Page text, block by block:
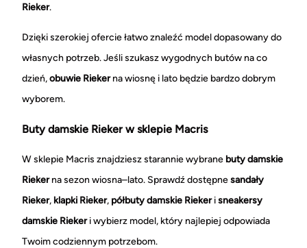
Rieker.
Dzięki szerokiej ofercie łatwo znaleźć model dopasowany do
własnych potrzeb. Jeśli szukasz wygodnych butów na co
dzień,obuwie Riekerna wiosnę i lato będzie bardzo dobrym
wyborem.
Buty damskie Rieker w sklepie Macris
W sklepie Macris znajdziesz starannie wybrane buty damskie
Riekerna sezon wiosna–lato. Sprawdź dostępnesandały
Rieker, klapki Rieker, półbuty damskie Riekerisneakersy
damskie Riekeri wybierz model, który najlepiej odpowiada
Twoim codziennym potrzebom.